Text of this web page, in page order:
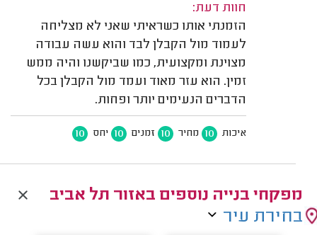
חוות דעת:
הזמנתי אותו כשראיתי שאני לא מצליחה
לעמוד מול הקבלן לבד והוא עשה עבודה
מצוינת ומקצועית, כמו שביקשנו והיה ממש
זמין. הוא עזר מאוד ועמד מול הקבלן בכל
הדברים הנעימים יותר ופחות.
איכות 10 מחיר 10 זמנים 10 יחס 10
מפקחי בנייה נוספים באזור תל אביב
בחירת עיר